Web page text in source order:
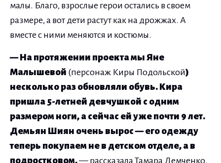
малы. Благо, взрослые герои остались в своем
размере, а вот дети растут как на дрожжах. А
вместе с ними меняются и костюмы.
— На протяжении проекта мы Яне
Малышевой (персонаж Киры Подольской)
несколько раз обновляли обувь. Кира
пришла 5-летней девчушкой с одним
размером ноги, а сейчас ей уже почти 9 лет.
Демьян Шиян очень вырос — его одежду
теперь покупаем не в детском отделе, а в
подростковом,— рассказала Тамара Демченко.